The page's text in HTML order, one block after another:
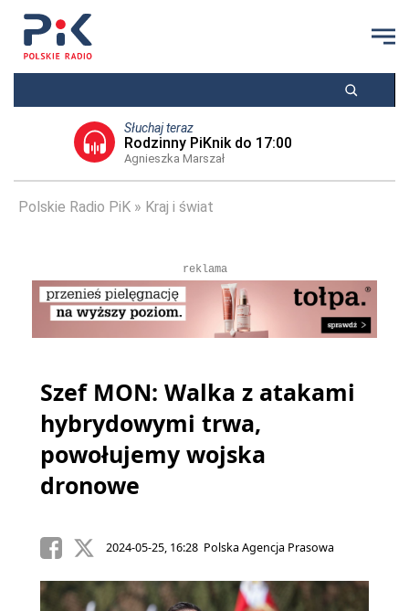
Słuchaj teraz
Rodzinny PiKnik do 17:00
Agnieszka Marszał
Polskie Radio PiK Kraj i świat
reklama
Szef MON: Walka z atakami
hybrydowymi trwa,
powołujemy wojska
dronowe
2024-05-25, 16:28 Polska Agencja Prasowa